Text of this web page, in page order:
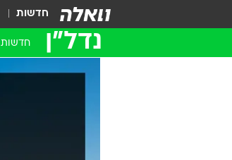
חדשות
נדל״ן חדשות